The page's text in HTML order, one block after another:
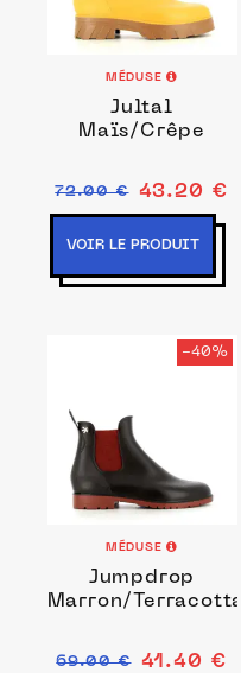
MÉDUSE
Jultal
Maïs/Crêpe
72.00 € 43.20 €
VOIR LE PRODUIT
-40%
MÉDUSE
Jumpdrop
Marron/Terracotta
69.00 € 41.40 €